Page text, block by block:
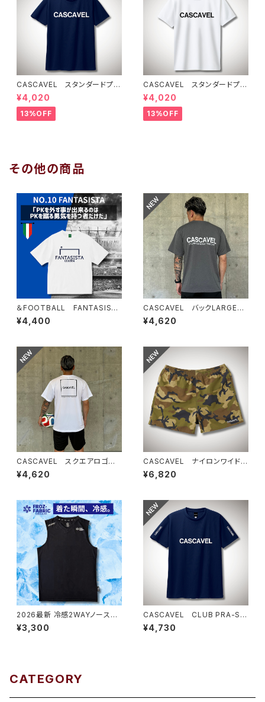
CASCAVEL スタンダードプラ
クティスシャツ ネイビー
¥4,020
13%OFF
CASCAVEL スタンダードプラ
クティスシャツ ホワイト
¥4,020
13%OFF
その他の商品
＆FOOTBALL FANTASISTA
BOX TEE ホワイト
¥4,400
CASCAVEL バックLARGEロ
ゴプラシャツ ミックスグレー
¥4,620
CASCAVEL スクエアロゴプラ
クティスシャツ ホワイト
¥4,620
CASCAVEL ナイロンワイドシ
ョーツ カモフラ
¥6,820
2026最新 冷感2WAYノースリ
ーブシャツ ブラック
¥3,300
CASCAVEL CLUB PRA-SHI
RT ネイビー
¥4,730
CATEGORY